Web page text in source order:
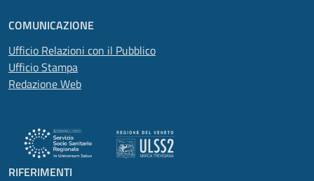
COMUNICAZIONE
Ufficio Relazioni con il Pubblico
Ufficio Stampa
Redazione Web
RIFERIMENTI